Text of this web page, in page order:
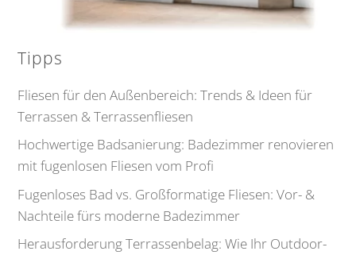
Tipps
Fliesen für den Außenbereich: Trends & Ideen für
Terrassen & Terrassenfliesen
Hochwertige Badsanierung: Badezimmer renovieren
mit fugenlosen Fliesen vom Profi
Fugenloses Bad vs. Großformatige Fliesen: Vor- &
Nachteile fürs moderne Badezimmer
Herausforderung Terrassenbelag: Wie Ihr Outdoor-